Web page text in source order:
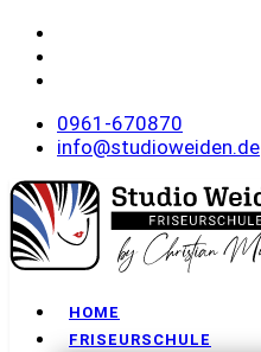
0961-670870
info@studioweiden.de
HOME
FRISEURSCHULE